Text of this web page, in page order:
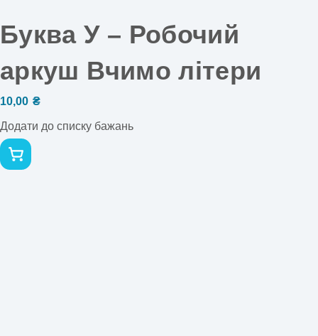
Буква У – Робочий
аркуш Вчимо літери
10,00 ₴
Додати до списку бажань